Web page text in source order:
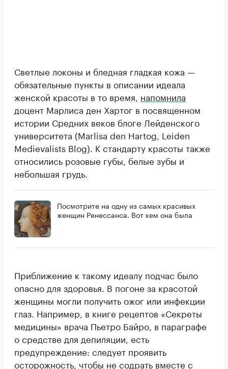
Светлые локоны и бледная гладкая кожа —
обязательные пункты в описании идеала
женской красоты в то время, напомнила
доцент Марлиса ден Хартог в посвященном
истории Средних веков блоге Лейденского
университета (Marlisa den Hartog, Leiden
Medievalists Blog). К стандарту красоты также
относились розовые губы, белые зубы и
небольшая грудь.
Посмотрите на одну из самых красивых
женщин Ренессанса. Вот кем она была
Приближение к такому идеалу подчас было
опасно для здоровья. В погоне за красотой
женщины могли получить ожог или инфекции
глаз. Например, в книге рецептов «Секреты
медицины» врача Пьетро Байро, в параграфе
о средстве для депиляции, есть
предупреждение: следует проявить
осторожность, чтобы не содрать вместе с